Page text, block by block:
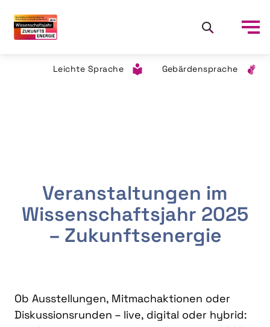
Leichte Sprache Gebärdensprache
Veranstaltungen im
Wissenschaftsjahr 2025
– Zukunftsenergie
Ob Ausstellungen, Mitmachaktionen oder
Diskussionsrunden – live, digital oder hybrid: